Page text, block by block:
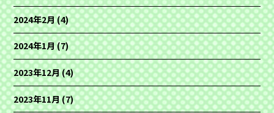
2024年2月(4)
2024年1月(7)
2023年12月(4)
2023年11月(7)